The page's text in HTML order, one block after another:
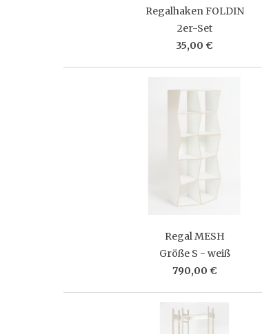
Regalhaken FOLDIN
2er-Set
35,00 €
Regal MESH
Größe S - weiß
790,00 €